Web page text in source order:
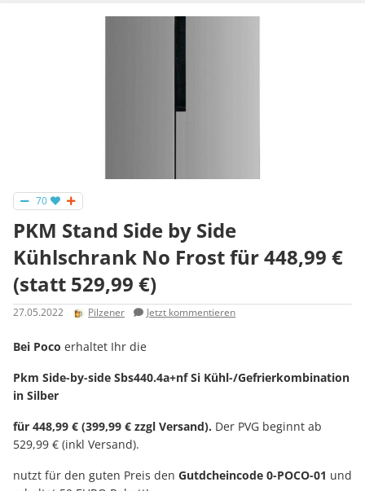
70
PKM Stand Side by Side
Kühlschrank No Frost für 448,99 €
(statt 529,99 €)
27.05.2022 Pilzener Jetzt kommentieren
Bei Poco erhaltet Ihr die
Pkm Side-by-side Sbs440.4a+nf Si Kühl-/Gefrierkombination
in Silber
für 448,99 € (399,99 € zzgl Versand). Der PVG beginnt ab
529,99 € (inkl Versand).
nutzt für den guten Preis den Gutdcheincode 0-POCO-01 und